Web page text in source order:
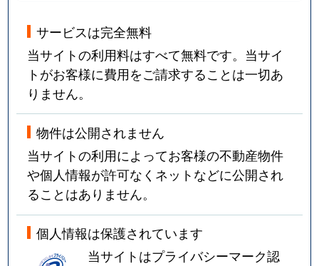
サービスは完全無料
当サイトの利用料はすべて無料です。当サイ
トがお客様に費用をご請求することは一切あ
りません。
物件は公開されません
当サイトの利用によってお客様の不動産物件
や個人情報が許可なくネットなどに公開され
ることはありません。
個人情報は保護されています
当サイトはプライバシーマーク認